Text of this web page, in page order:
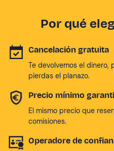
Por qué
Cancelación gratuita
Te devolvemos el
pierdas el planazo.
Precio mínimo
El mismo precio que
comisiones.
Operadore de